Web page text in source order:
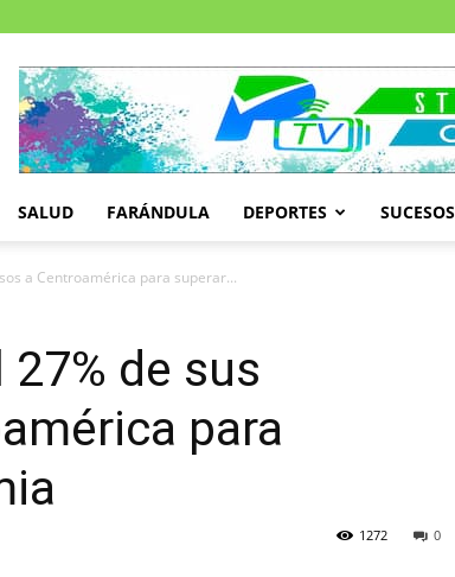
SALUD FARÁNDULA DEPORTES SUCESOS
a Centroamérica para superar...
de sus
para
0
1272